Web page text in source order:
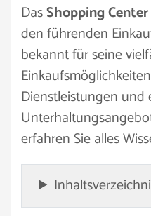
DasShopping
den führenden
bekannt für seine
Dienstleistungen und
erfahren Sie alles